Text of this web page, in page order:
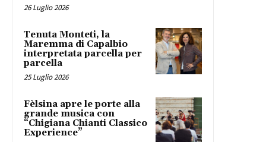
26 Luglio 2026
Tenuta Monteti, la
Maremma di Capalbio
interpretata parcella per
parcella
25 Luglio 2026
Fèlsina apre le porte alla
grande musica con
“Chigiana Chianti Classico
Experience”